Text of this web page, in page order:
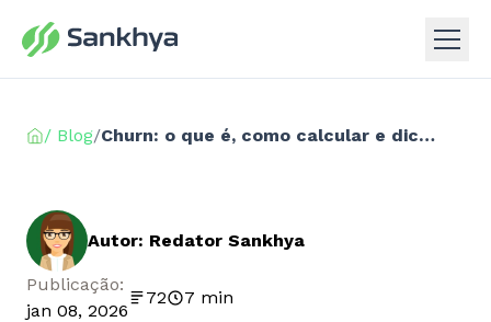
/ Blog/ Churn: o que é, como calcular e dicas práticas para reduzi-lo
Autor: Redator Sankhya
Publicação:
jan 08, 2026
72 7 min